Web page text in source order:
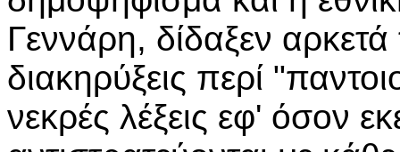
Γεννάρη, δίδαξεν
διακηρύξεις περί
νεκρές λέξεις εφ' όσον